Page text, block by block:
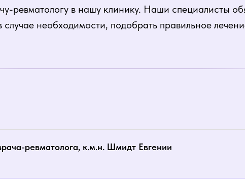
ревматологу в нашу клинику. Наши специалисты
необходимости, подобрать правильное
ревматолога, к.м.н. Шмидт Евгении